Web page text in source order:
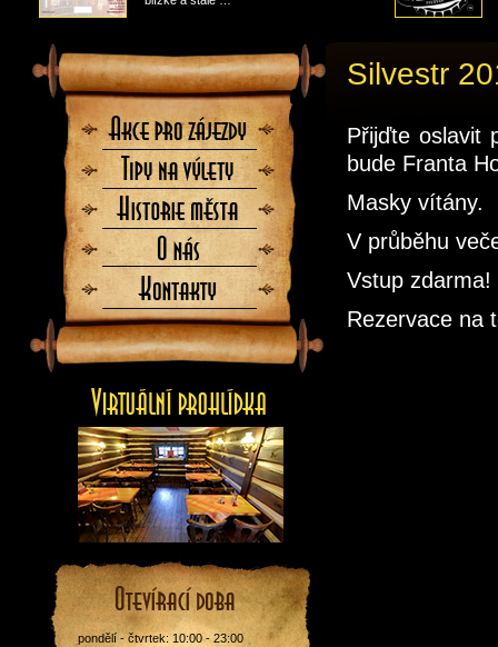
Silvestr
Přijďte oslavit
bude Franta
Masky vítány.
V průběhu
Vstup zdarma!
Rezervace na
Akce
pro
zájezdy
Tipy
výlety
Historie
Kontaktujte
pondělí - čtvrtek: 10:00 - 23:00